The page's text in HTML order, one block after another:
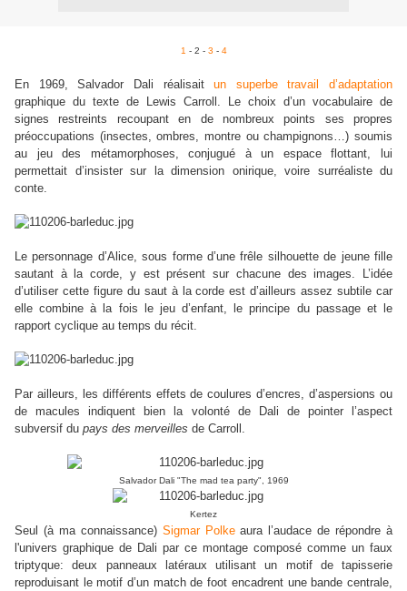
1 - 2 - 3 - 4
En 1969, Salvador Dali réalisaitun superbe travail d’adaptation
graphique du texte de Lewis Carroll. Le choix d’un vocabulaire de
signes restreints recoupant en de nombreux points ses propres
préoccupations (insectes, ombres, montre ou champignons…) soumis
au jeu des métamorphoses, conjugué à un espace flottant, lui
permettait d’insister sur la dimension onirique, voire surréaliste du
conte.
Le personnage d’Alice, sous forme d’une frêle silhouette de jeune fille
sautant à la corde, y est présent sur chacune des images. L’idée
d’utiliser cette figure du saut à la corde est d’ailleurs assez subtile car
elle combine à la fois le jeu d’enfant, le principe du passage et le
rapport cyclique au temps du récit.
Par ailleurs, les différents effets de coulures d’encres, d’aspersions ou
de macules indiquent bien la volonté de Dali de pointer l’aspect
subversif du pays des merveilles de Carroll.
Salvador Dali "The mad tea party", 1969
Kertez
Seul (à ma connaissance) Sigmar Polkeaura l’audace de répondre à
l'univers graphique de Dali par ce montage composé comme un faux
triptyque: deux panneaux latéraux utilisant un motif de tapisserie
reproduisant le motif d’un match de foot encadrent une bande centrale,